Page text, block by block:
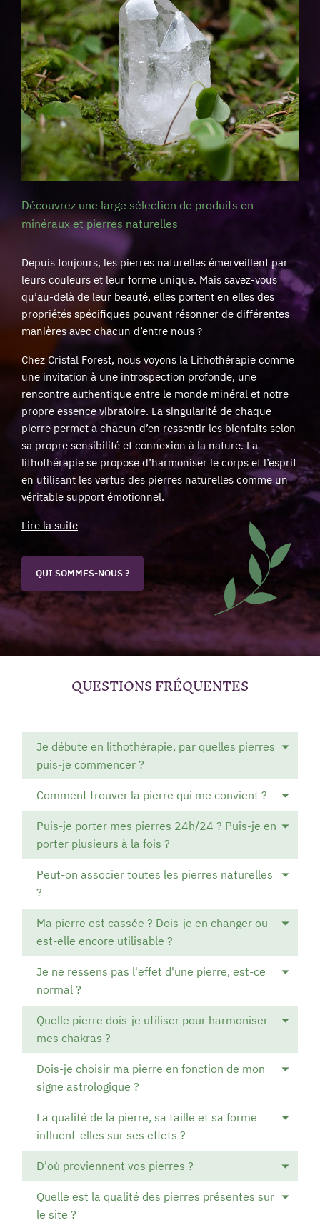
Découvrez une large sélection de produits en
minéraux et pierres naturelles
Depuis toujours, les pierres naturelles émerveillent par
leurs couleurs et leur forme unique. Mais savez-vous
qu’au-delà de leur beauté, elles portent en elles des
propriétés spécifiques pouvant résonner de différentes
manières avec chacun d’entre nous ?
Chez Cristal Forest, nous voyons la Lithothérapie comme
une invitation à une introspection profonde, une
rencontre authentique entre le monde minéral et notre
propre essence vibratoire. La singularité de chaque
pierre permet à chacun d’en ressentir les bienfaits selon
sa propre sensibilité et connexion à la nature. La
lithothérapie se propose d’harmoniser le corps et l’esprit
en utilisant les vertus des pierres naturelles comme un
véritable support émotionnel.
Lire la suite
QUI SOMMES-NOUS ?
QUESTIONS FRÉQUENTES
Je débute en lithothérapie, par quelles pierres
puis-je commencer ?
Comment trouver la pierre qui me convient ?
Puis-je porter mes pierres 24h/24 ? Puis-je en
porter plusieurs à la fois ?
Peut-on associer toutes les pierres naturelles
?
Ma pierre est cassée ? Dois-je en changer ou
est-elle encore utilisable ?
Je ne ressens pas l'effet d'une pierre, est-ce
normal ?
Quelle pierre dois-je utiliser pour harmoniser
mes chakras ?
Dois-je choisir ma pierre en fonction de mon
signe astrologique ?
La qualité de la pierre, sa taille et sa forme
influent-elles sur ses effets ?
D'où proviennent vos pierres ?
Quelle est la qualité des pierres présentes sur
le site ?